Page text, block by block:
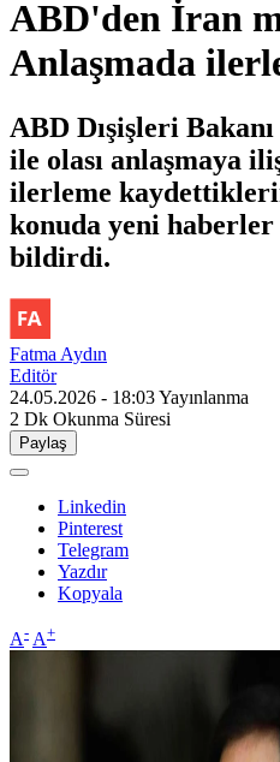
ABD'den İran
Anlaşmada
ABD Dışişleri
ile olası anlaşmaya
ilerleme
konuda yeni
bildirdi.
Fatma Aydın
Editör
24.05.2026 - 18:03Yayınlanma
2 Dk Okunma Süresi
Paylaş
Linkedin
Pinterest
Telegram
Yazdır
Kopyala
A- A+